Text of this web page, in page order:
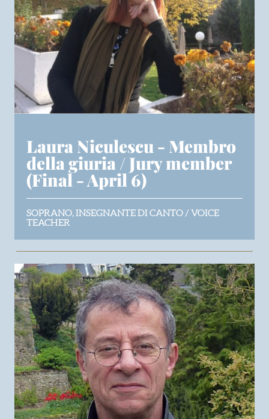
Laura Niculescu - Membro
della giuria / Jury member
(Final - April 6)
SOPRANO, INSEGNANTE DI CANTO / VOICE
TEACHER